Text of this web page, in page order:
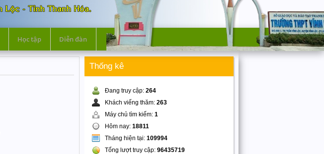
Học tập Diễn đàn
Thống kê
Đang truy cập: 264
Khách viếng thăm: 263
Máy chủ tìm kiếm: 1
Hôm nay: 18811
Tháng hiện tại: 109994
Tổng lượt truy cập: 96435719